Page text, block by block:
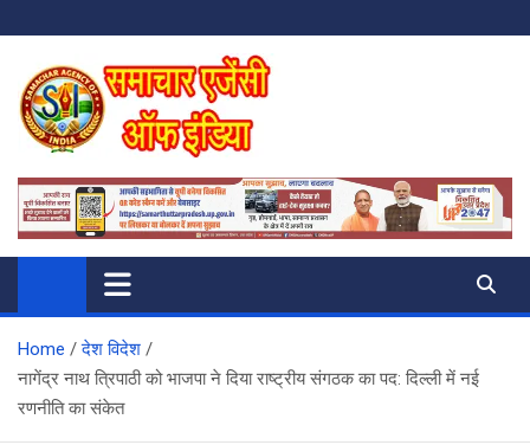
to
content
SAMACHAR AGENCY OF INDIA
My WordPress Blog
Home
देश विदेश
नागेंद्र नाथ त्रिपाठी को भाजपा ने दिया राष्ट्रीय संगठक का पद: दिल्ली में नई
रणनीति का संकेत